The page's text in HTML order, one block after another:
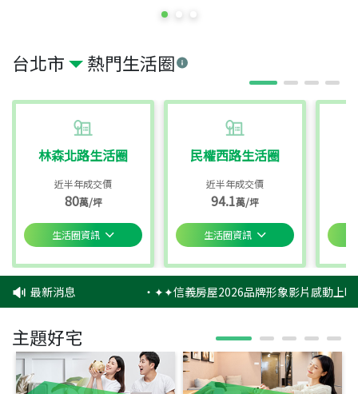
台北市 熱門生活圈
林森北路生活圈
近半年成交價
80萬/坪
生活圈資訊
民權西路生活圈
近半年成交價
94.1萬/坪
生活圈資訊
最新消息 ‧✦✦信義房屋2026品牌形象影片感動上
主題好宅